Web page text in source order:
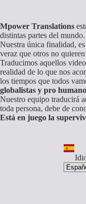
Mpower Translations
distintas partes del mundo.
Nuestra única finalidad,
veraz que otros no
Traducimos aquellos
realidad de lo que nos
los tiempos que todos
globalistas y pro
Nuestro equipo traducirá
toda persona, debe de
Está en juego la